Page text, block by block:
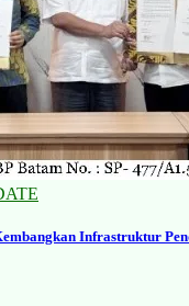
Infrastruktur